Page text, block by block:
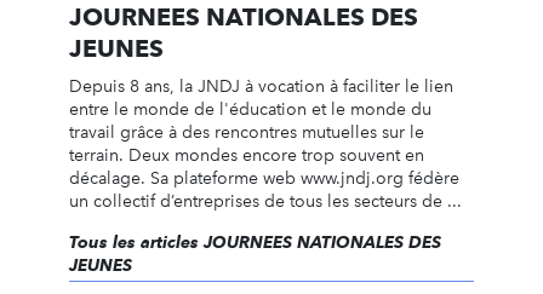
JOURNEES NATIONALES DES
JEUNES
Depuis 8 ans, la JNDJ à vocation à faciliter le lien
entre le monde de l'éducation et le monde du
travail grâce à des rencontres mutuelles sur le
terrain. Deux mondes encore trop souvent en
décalage. Sa plateforme web www.jndj.org fédère
un collectif d’entreprises de tous les secteurs de ...
Tous les articles JOURNEES NATIONALES DES
JEUNES